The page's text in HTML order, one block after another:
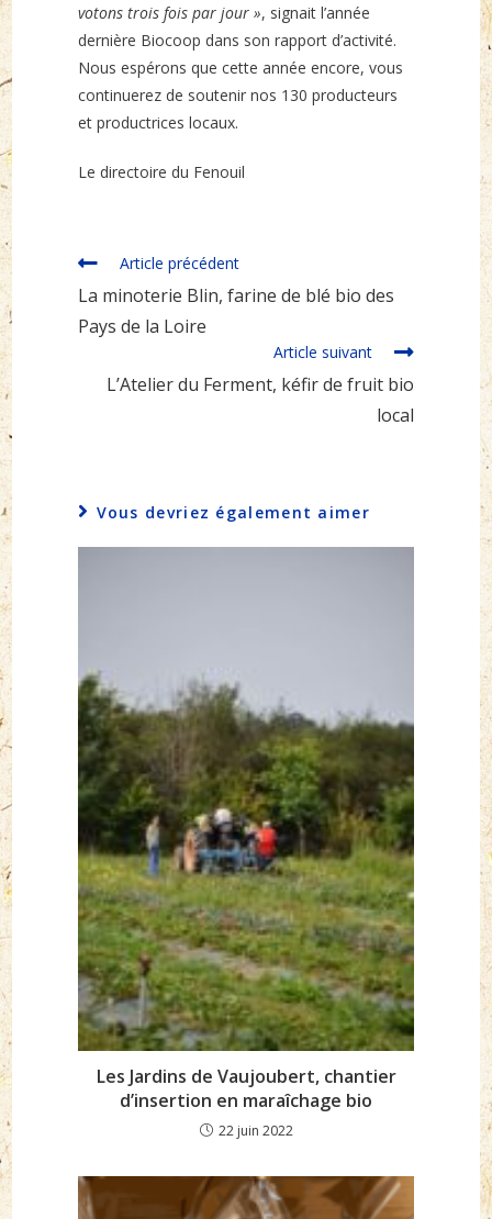
votons trois fois par jour », signait l’année
dernière Biocoop dans son rapport d’activité.
Nous espérons que cette année encore, vous
continuerez de soutenir nos 130 producteurs
et productrices locaux.
Le directoire du Fenouil
Read
articles
Article précédent
La minoterie Blin, farine de blé bio des
Pays de la Loire
Article suivant
L’Atelier du Ferment, kéfir de fruit bio
local
Vous devriez également aimer
Les Jardins de Vaujoubert, chantier
d’insertion en maraîchage bio
22 juin 2022